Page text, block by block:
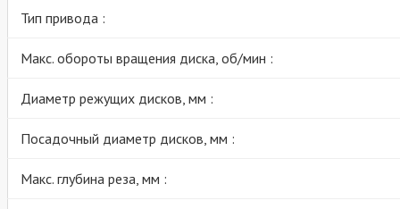
Тип привода :
Макс. обороты вращения диска, об/мин :
Диаметр режущих дисков, мм :
Посадочный диаметр дисков, мм :
Макс. глубина реза, мм :